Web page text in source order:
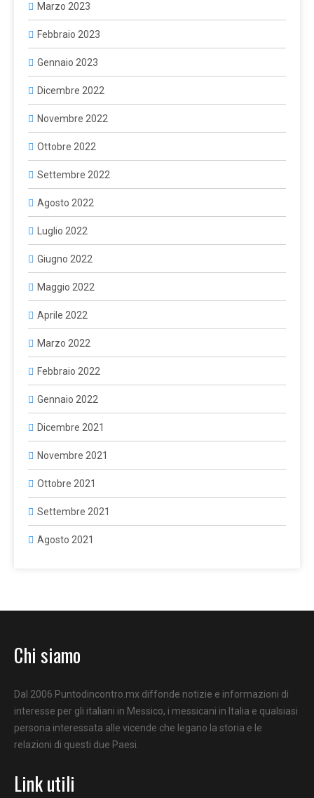
Marzo 2023
Febbraio 2023
Gennaio 2023
Dicembre 2022
Novembre 2022
Ottobre 2022
Settembre 2022
Agosto 2022
Luglio 2022
Giugno 2022
Maggio 2022
Aprile 2022
Marzo 2022
Febbraio 2022
Gennaio 2022
Dicembre 2021
Novembre 2021
Ottobre 2021
Settembre 2021
Agosto 2021
Chi siamo
Dal 2006 Puntodincontro.mx diffonde notizie e informazioni di
interesse per gli italiani in Messico, i messicani in Italia e qualsiasi
persona interessata alle vicende che legano la storia e le
relazioni di questi due Paesi.
Link utili